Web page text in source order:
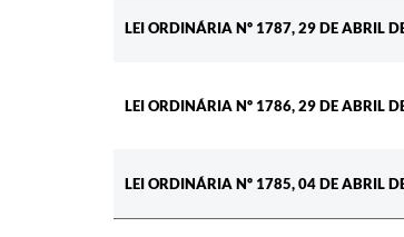
LEI ORDINÁRIA Nº 1787, 29 DE ABRIL
LEI ORDINÁRIA Nº 1786, 29 DE ABRIL
LEI ORDINÁRIA Nº 1785, 04 DE ABRIL